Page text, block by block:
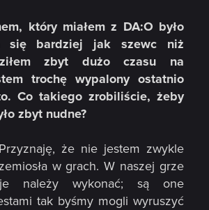
który miałem z DA:O było
się bardziej jak szewc niż
zbyt dużo czasu na
trochę wypalony ostatnio
Co takiego zrobiliście, żeby
zbyt nudne?
że nie jestem zwykle
w grach. W naszej grze
należy wykonać; są one
tak byśmy mogli wyruszyć